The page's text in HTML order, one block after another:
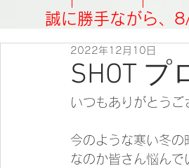
誠に勝手ながら、
SHOT
2022年12月10日
いつもありがとうご
今のような寒い冬
なのか皆さん悩んで